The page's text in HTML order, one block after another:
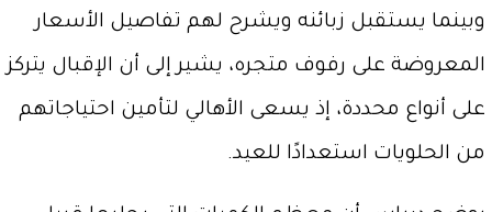
وبينما يستقبل زبائنه ويشرح لهم تفاصيل الأسعار
المعروضة على رفوف متجره، يشير إلى أن الإقبال يتركز
على أنواع محددة، إذ يسعى الأهالي لتأمين احتياجاتهم
من الحلويات استعدادًا للعيد.